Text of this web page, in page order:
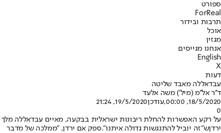
ספורט
ForReal
תרבות ובידור
אוכל
מגזין
אנחנו מגייסים
English
X
דעות
עבדאללה מאבד שליטה
ד''ר אל''מ (מיל') משה אלעד
18/5/2020, 00:00
,עודכן19/5/2020, 21:24
0
על רקע האפשרות להחלת ריבונות ישראלית בבקעה, מאיים עבדאללה מלך
ירדןש"זה יוביל להתנגשות גדולה איתנו".ספק אם ירדן, "ממלכה של מדבר